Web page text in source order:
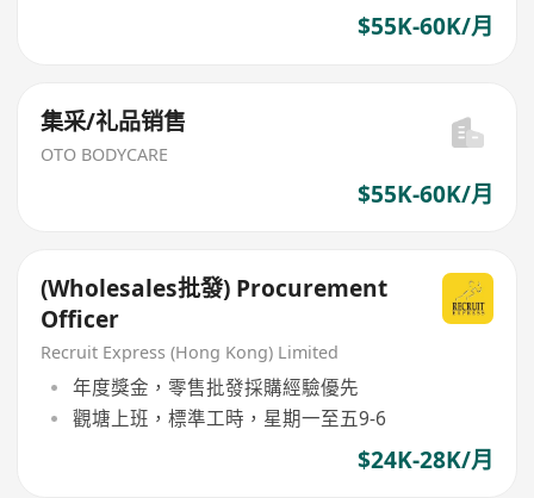
$55K-60K/月
集采/礼品销售
OTO BODYCARE
$55K-60K/月
(Wholesales批發) Procurement
Officer
Recruit Express (Hong Kong) Limited
年度獎金，零售批發採購經驗優先
觀塘上班，標準工時，星期一至五9-6
$24K-28K/月